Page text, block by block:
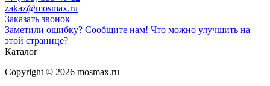
zakaz@mosmax.ru
Заказать звонок
Заметили ошибку? Сообщите нам! Что можно улучшить на
этой странице?
Каталог
Copyright © 2026 mosmax.ru